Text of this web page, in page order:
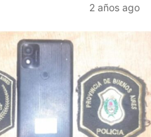
2 años ago